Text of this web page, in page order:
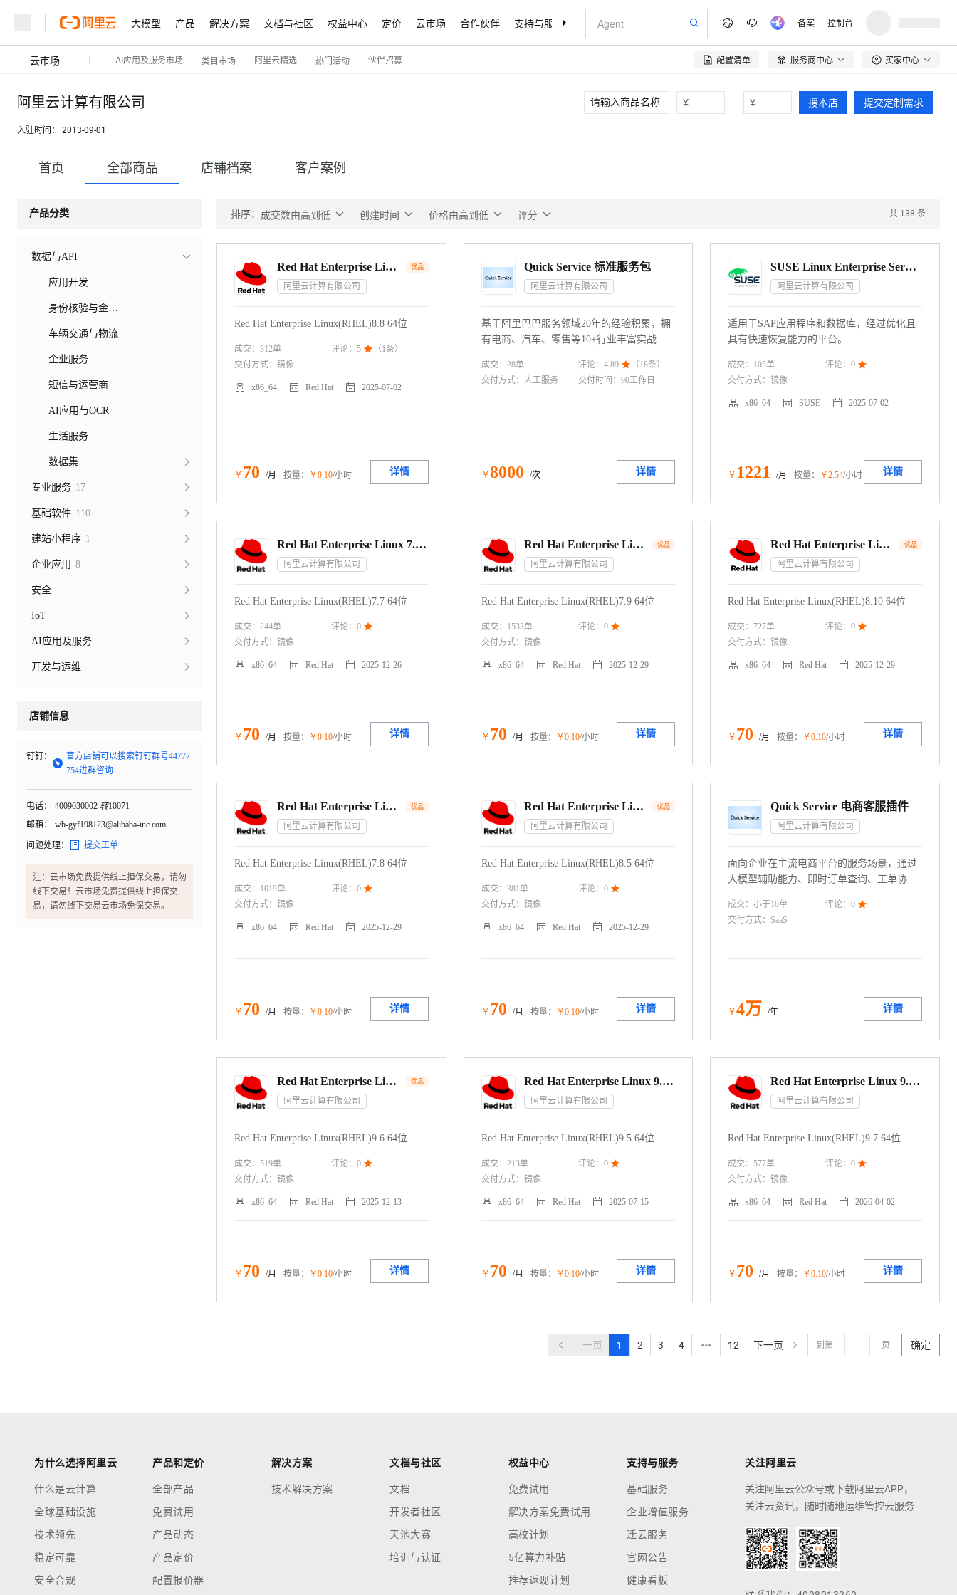
大模型 产品 解决方案 文档与社区 权益中心 定价 云市场 合作伙伴 支持与服务 了解阿里云 备案 控制台
云市场 AI应用及服务市场 类目市场 阿里云精选 热门活动 伙伴招募 配置清单  服务商中心 买家中心
阿里云计算有限公司
入驻时间： 2013-09-01
¥ - ¥ 搜本店 提交定制需求
首页 全部商品 店铺档案 客户案例
产品分类
数据与API
应用开发
身份核验与金融银行
车辆交通与物流
企业服务
短信与运营商
AI应用与OCR
生活服务
数据集
专业服务 17
基础软件 110
建站小程序 1
企业应用 8
安全
IoT
AI应用及服务市场
开发与运维
店铺信息
钉钉：

官方店铺可以搜索钉钉群号44777
754进群咨询
电话： 4009030002 转10071
邮箱：
wb-gyf198123@alibaba-inc.com
问题处理：  提交工单
注：云市场免费提供线上担保交易，请勿
线下交易！云市场免费提供线上担保交
易，请勿线下交易云市场免保交易。
排序： 成交数由高到低 创建时间 价格由高到低 评分 共 138 条
Red Hat Enterprise Linux 8.8 64位 优品
阿里云计算有限公司
Red Hat Enterprise Linux(RHEL)8.8 64位
成交： 312单 评论：5  （1条）
交付方式： 镜像
 x86_64  Red Hat  2025-07-02
￥ 70 /月 按量： ￥0.10/小时 详情
Quick Service 标准服务包
阿里云计算有限公司
基于阿里巴巴服务领域20年的经验积累，拥
有电商、汽车、零售等10+行业丰富实战实
系，显著提升客户满意度和服务质量。
成交： 28单 评论： 4.89  （18条）
交付方式： 人工服务 交付时间： 90工作日
￥8000 /次 详情
SUSE Linux Enterprise Server for SAP Applications 15 SP1
阿里云计算有限公司
适用于SAP应用程序和数据库，经过优化且
具有快速恢复能力的平台。
成交： 105单 评论： 0 
交付方式：镜像
 x86_64  SUSE  2025-07-02
￥ 1221 /月 按量： ￥2.54/小时 详情
Red Hat Enterprise Linux 7.7 64位
阿里云计算有限公司
Red Hat Enterprise Linux(RHEL)7.7 64位
成交： 244单 评论：0 
交付方式： 镜像
 x86_64  Red Hat  2025-12-26
￥ 70 /月 按量： ￥0.10/小时 详情
Red Hat Enterprise Linux 7.9 64位 优品
阿里云计算有限公司
Red Hat Enterprise Linux(RHEL)7.9 64位
成交： 1533单 评论： 0 
交付方式： 镜像
 x86_64  Red Hat  2025-12-29
￥ 70 /月 按量： ￥0.10/小时 详情
Red Hat Enterprise Linux 8.10 64位 优品
阿里云计算有限公司
Red Hat Enterprise Linux(RHEL)8.10 64位
成交： 727单 评论： 0 
交付方式：镜像
 x86_64  Red Hat  2025-12-29
￥ 70 /月 按量： ￥0.10/小时 详情
Red Hat Enterprise Linux 7.8 64位 优品
阿里云计算有限公司
Red Hat Enterprise Linux(RHEL)7.8 64位
成交： 1019单 评论：0 
交付方式： 镜像
 x86_64  Red Hat  2025-12-29
￥ 70 /月 按量： ￥0.10/小时 详情
Red Hat Enterprise Linux 8.5 64位 优品
阿里云计算有限公司
Red Hat Enterprise Linux(RHEL)8.5 64位
成交： 381单 评论： 0 
交付方式： 镜像
 x86_64  Red Hat  2025-12-29
￥ 70 /月 按量： ￥0.10/小时 详情
Quick Service 电商客服插件
阿里云计算有限公司
面向企业在主流电商平台的服务场景，通过
大模型辅助能力、即时订单查询、工单协同
操作并降低培训成本。无论是新手还是经验
丰富的客服，都能轻松应对各类服务诉求，
成交：小于10单 评论： 0 
交付方式： SaaS
￥4万 /年 详情
Red Hat Enterprise Linux 9.6 64位 优品
阿里云计算有限公司
Red Hat Enterprise Linux(RHEL)9.6 64位
成交： 519单 评论：0 
交付方式： 镜像
 x86_64  Red Hat  2025-12-13
￥ 70 /月 按量： ￥0.10/小时 详情
Red Hat Enterprise Linux 9.5 64位
阿里云计算有限公司
Red Hat Enterprise Linux(RHEL)9.5 64位
成交： 213单 评论： 0 
交付方式： 镜像
 x86_64  Red Hat  2025-07-15
￥ 70 /月 按量： ￥0.10/小时 详情
Red Hat Enterprise Linux 9.7 64位
阿里云计算有限公司
Red Hat Enterprise Linux(RHEL)9.7 64位
成交：577单 评论： 0 
交付方式：镜像
 x86_64  Red Hat  2026-04-02
￥ 70 /月 按量： ￥0.10/小时 详情
上一页 1 2 3 4 12 下一页 到第 页 确定
为什么选择阿里云
什么是云计算
全球基础设施
技术领先
稳定可靠
安全合规
产品和定价
全部产品
免费试用
产品动态
产品定价
配置报价器
解决方案
技术解决方案
文档与社区
文档
开发者社区
天池大赛
培训与认证
权益中心
免费试用
解决方案免费试用
高校计划
5亿算力补贴
推荐返现计划
支持与服务
基础服务
企业增值服务
迁云服务
官网公告
健康看板
关注阿里云
关注阿里云公众号或下载阿里云APP，
关注云资讯，随时随地运维管控云服务